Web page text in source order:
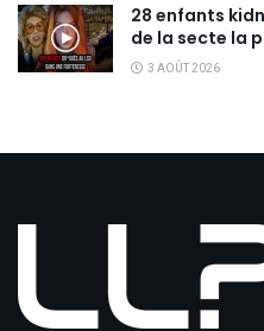
28 enfants
de la secte la
3 AOÛT 2026